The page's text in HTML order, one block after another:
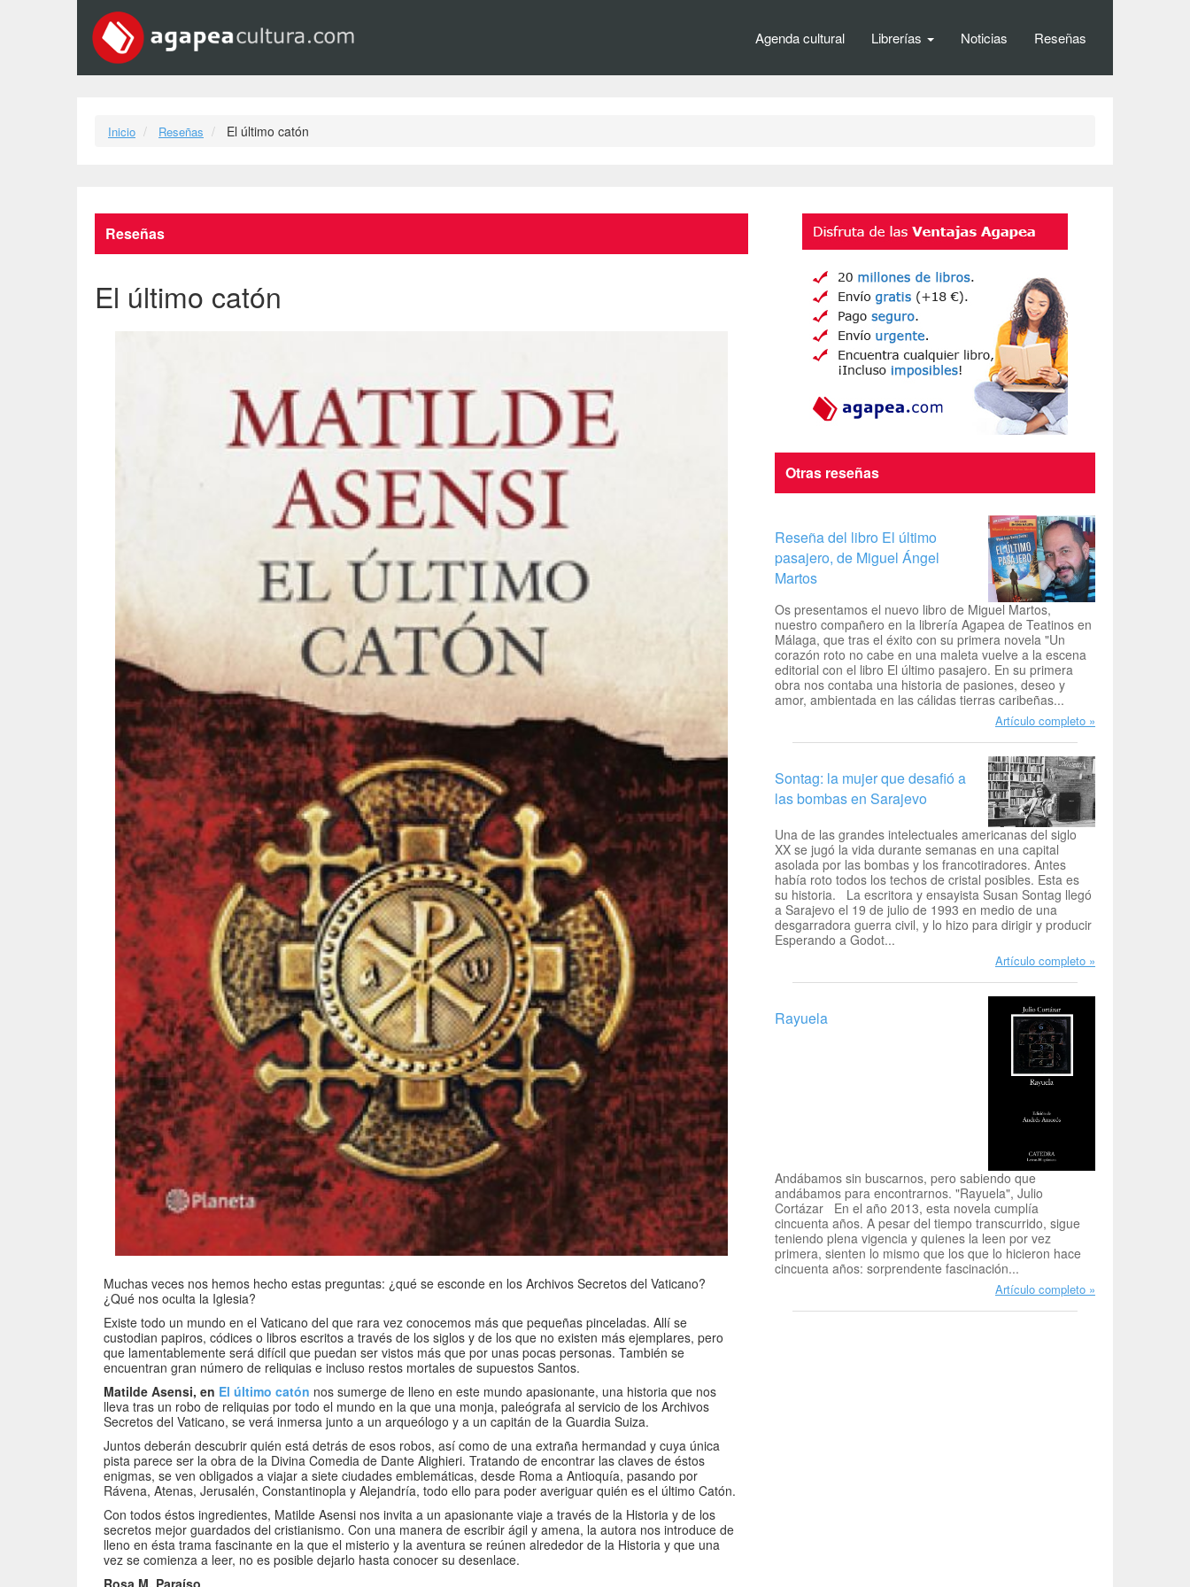
Agenda cultural Librerías Noticias Reseñas
Inicio Reseñas El último catón
Reseñas
El último catón
Muchas veces nos hemos hecho estas preguntas: ¿qué se esconde en los Archivos Secretos del Vaticano?
¿Qué nos oculta la Iglesia?
Existe todo un mundo en el Vaticano del que rara vez conocemos más que pequeñas pinceladas. Allí se
custodian papiros, códices o libros escritos a través de los siglos y de los que no existen más ejemplares, pero
que lamentablemente será difícil que puedan ser vistos más que por unas pocas personas. También se
encuentran gran número de reliquias e incluso restos mortales de supuestos Santos.
Matilde Asensi, en El último catón nos sumerge de lleno en este mundo apasionante, una historia que nos
lleva tras un robo de reliquias por todo el mundo en la que una monja, paleógrafa al servicio de los Archivos
Secretos del Vaticano, se verá inmersa junto a un arqueólogo y a un capitán de la Guardia Suiza.
Juntos deberán descubrir quién está detrás de esos robos, así como de una extraña hermandad y cuya única
pista parece ser la obra de la Divina Comedia de Dante Alighieri. Tratando de encontrar las claves de éstos
enigmas, se ven obligados a viajar a siete ciudades emblemáticas, desde Roma a Antioquía, pasando por
Rávena, Atenas, Jerusalén, Constantinopla y Alejandría, todo ello para poder averiguar quién es el último Catón.
Con todos éstos ingredientes, Matilde Asensi nos invita a un apasionante viaje a través de la Historia y de los
secretos mejor guardados del cristianismo. Con una manera de escribir ágil y amena, la autora nos introduce de
lleno en ésta trama fascinante en la que el misterio y la aventura se reúnen alrededor de la Historia y que una
vez se comienza a leer, no es posible dejarlo hasta conocer su desenlace.
Otras reseñas
Reseña del libro El último
pasajero, de Miguel Ángel
Martos
Os presentamos el nuevo libro de Miguel Martos,
nuestro compañero en la librería Agapea de Teatinos en
Málaga, que tras el éxito con su primera novela "Un
corazón roto no cabe en una maleta vuelve a la escena
editorial con el libro El último pasajero. En su primera
obra nos contaba una historia de pasiones, deseo y
amor, ambientada en las cálidas tierras caribeñas...
Artículo completo
Sontag: la mujer que desafió a
las bombas en Sarajevo
Una de las grandes intelectuales americanas del siglo
XX se jugó la vida durante semanas en una capital
asolada por las bombas y los francotiradores. Antes
había roto todos los techos de cristal posibles. Esta es
su historia. La escritora y ensayista Susan Sontag llegó
a Sarajevo el 19 de julio de 1993 en medio de una
desgarradora guerra civil, y lo hizo para dirigir y producir
Esperando a Godot...
Artículo completo
Rayuela
Andábamos sin buscarnos, pero sabiendo que
andábamos para encontrarnos. "Rayuela", Julio
Cortázar En el año 2013, esta novela cumplía
cincuenta años. A pesar del tiempo transcurrido, sigue
teniendo plena vigencia y quienes la leen por vez
primera, sienten lo mismo que los que lo hicieron hace
cincuenta años: sorprendente fascinación...
Artículo completo